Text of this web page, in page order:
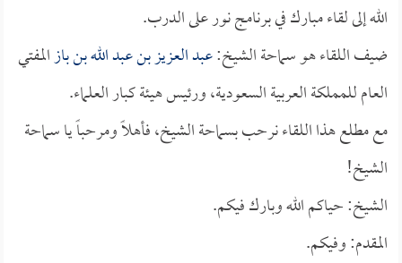
الله إلى لقاء مبارك في برنامج نور على الدرب.
ضيف اللقاء هو سماحة الشيخ:عبد العزيز بن عبد الله بن بازالمفتي
العام للمملكة العربية السعودية، ورئيس هيئة كبار العلماء.
مع مطلع هذا اللقاء نرحب بسماحة الشيخ، فأهلاً ومرحباً يا سماحة
الشيخ!
الشيخ: حياكم الله وبارك فيكم.
المقدم: وفيكم.